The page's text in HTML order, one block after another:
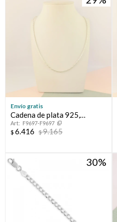
Envío gratis
Cadena de plata 925,
CARDANO.
F9697-F9697
$ 6.416 $9.165
30